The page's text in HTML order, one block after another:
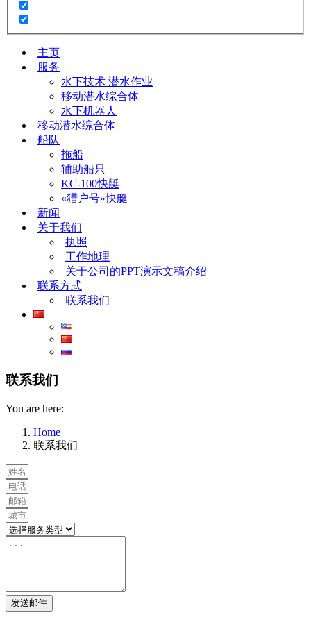
主页
服务
水下技术 潜水作业
移动潜水综合体
水下机器人
移动潜水综合体
船队
拖船
辅助船只
KC-100快艇
«猎户号»快艇
新闻
关于我们
执照
工作地理
关于公司的PPT演示文稿介绍
联系方式
联系我们
联系我们
You are here:
Home
联系我们
发送邮件